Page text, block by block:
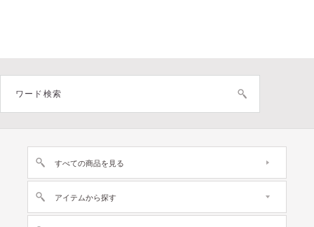
すべての商品を見る
アイテムから探す